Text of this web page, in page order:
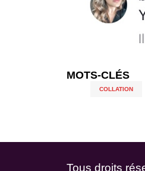
MOTS-CLÉS
COLLATION
Tous droits